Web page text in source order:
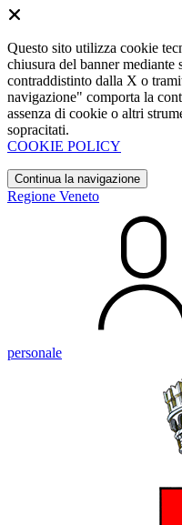
Questo sito utilizza cookie
chiusura del banner mediante
contraddistinto dalla X o
navigazione" comporta la
assenza di cookie o altri
sopracitati.
COOKIE POLICY
Continua la navigazione
Regione Veneto
personale